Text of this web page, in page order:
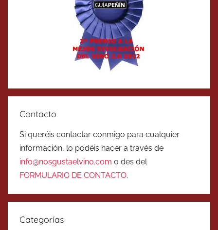
Contacto
Si queréis contactar conmigo para cualquier
información, lo podéis hacer a través de
info@nosgustaelvino.com o des del
FORMULARIO DE CONTACTO.
Categorías